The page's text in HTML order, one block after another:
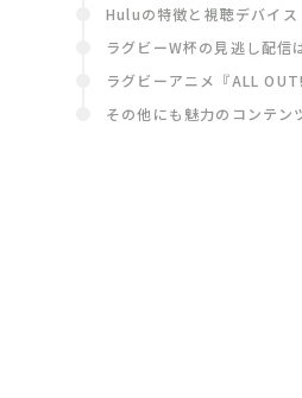
Huluの特徴と視聴デバイス
ラグビーW杯の見逃し配信
ラグビーアニメ『ALL
その他にも魅力のコンテン